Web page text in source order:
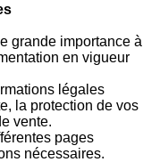
grande importance à
en vigueur
légales
la protection de vos
vente.
pages
nécessaires.